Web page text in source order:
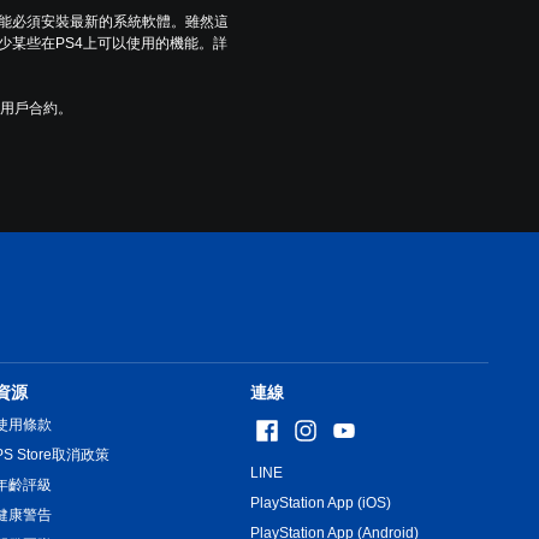
必須安裝最新的系統軟體。雖然這
某些在PS4上可以使用的機能。詳
戶合約。
源
用條款
Store取消政策
齡評級
康警告
連線
LINE
PlayStation App (iOS)
PlayStation App (Android)